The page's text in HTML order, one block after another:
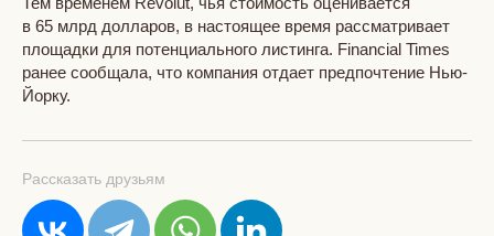
в 65 млрд долларов, в настоящее время рассматривает
площадки для потенциального листинга. Financial Times
ранее сообщала, что компания отдает предпочтение Нью-
Йорку.
Рассказать друзьям